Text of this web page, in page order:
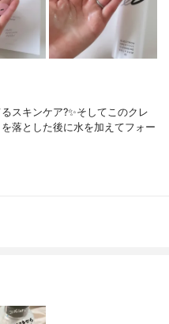
スキンケア?✨ そしてこのクレ
落とした後に 水を加えてフォー